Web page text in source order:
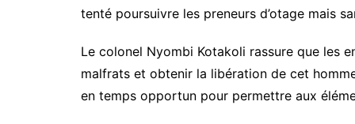
tenté poursuivre les preneurs d’otage mais
Le colonel Nyombi Kotakoli rassure que les
malfrats et obtenir la libération de cet
en temps opportun pour permettre aux